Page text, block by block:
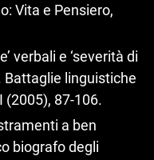
Vita e Pensiero,
verbali e ‘severità di
Battaglie linguistiche
(2005), 87‑106.
a ben
biografo degli